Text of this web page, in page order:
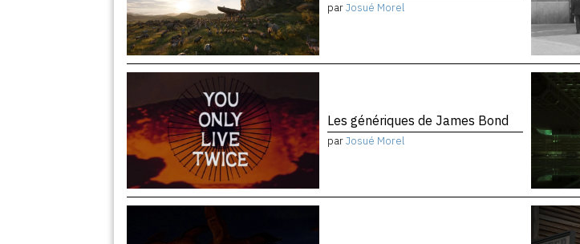
parJosué Morel
Les génériques de James Bond
parJosué Morel